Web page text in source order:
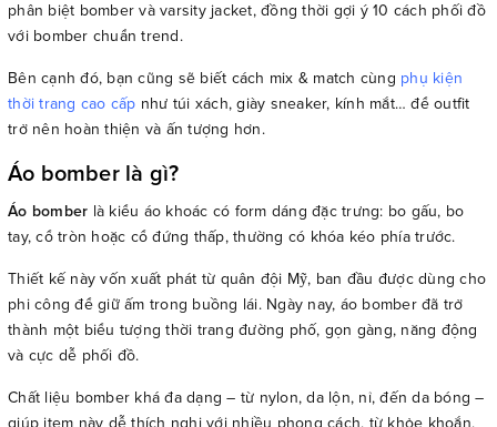
phân biệt bomber và varsity jacket, đồng thời gợi ý 10 cách phối đồ
với bomber chuẩn trend.
Bên cạnh đó, bạn cũng sẽ biết cách mix & match cùng phụ kiện
thời trang cao cấp như túi xách, giày sneaker, kính mắt… để outfit
trở nên hoàn thiện và ấn tượng hơn.
Áo bomber là gì?
Áo bomber là kiểu áo khoác có form dáng đặc trưng: bo gấu, bo
tay, cổ tròn hoặc cổ đứng thấp, thường có khóa kéo phía trước.
Thiết kế này vốn xuất phát từ quân đội Mỹ, ban đầu được dùng cho
phi công để giữ ấm trong buồng lái. Ngày nay, áo bomber đã trở
thành một biểu tượng thời trang đường phố, gọn gàng, năng động
và cực dễ phối đồ.
Chất liệu bomber khá đa dạng – từ nylon, da lộn, nỉ, đến da bóng –